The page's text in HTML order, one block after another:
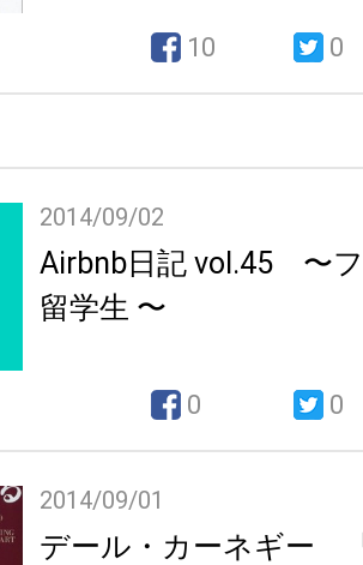
10 0
2014/09/02
Airbnb日記 vol.45 〜
留学生 〜
0 0
2014/09/01
デール・カーネギー